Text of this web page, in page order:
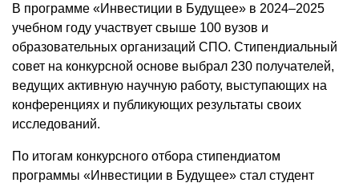
В программе «Инвестиции в Будущее» в 2024–2025
учебном году участвует свыше 100 вузов и
образовательных организаций СПО. Стипендиальный
совет на конкурсной основе выбрал 230 получателей,
ведущих активную научную работу, выступающих на
конференциях и публикующих результаты своих
исследований.
По итогам конкурсного отбора стипендиатом
программы «Инвестиции в Будущее» стал студент